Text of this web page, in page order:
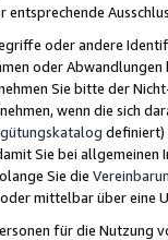
oder andere
oder
Sie bitte der
wenn die sich
definiert)
Sie bei
Sie die
mittelbar über eine
für die Nutzung